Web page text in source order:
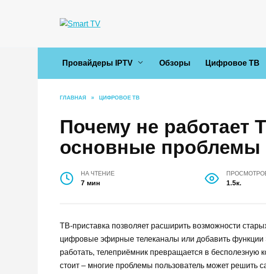
Провайдеры IPTV Обзоры Цифровое ТВ
ГЛАВНАЯ » ЦИФРОВОЕ ТВ
Почему не работает
основные проблемы
НА ЧТЕНИЕ
7 мин 1.5к.
ТВ-приставка позволяет расширить возможности
цифровые эфирные телеканалы или добавить функции
работать, телеприёмник превращается в бесполезную
стоит – многие проблемы пользователь может решить